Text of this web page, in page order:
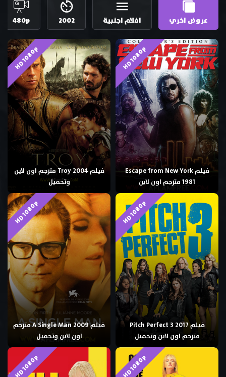
عروض اخري افلام اجنبية 2002
480p
HD 1080p
فيلم Escape from New York
1981 مترجم اون لاين
HD 1080p
فيلم Troy 2004 مترجم اون لاين
وتحميل
HD 1080p
فيلم Pitch Perfect 3 2017
مترجم اون لاين وتحميل
HD 1080p
فيلم A Single Man 2009 مترجم
اون لاين وتحميل
HD 1080p
HD 1080p